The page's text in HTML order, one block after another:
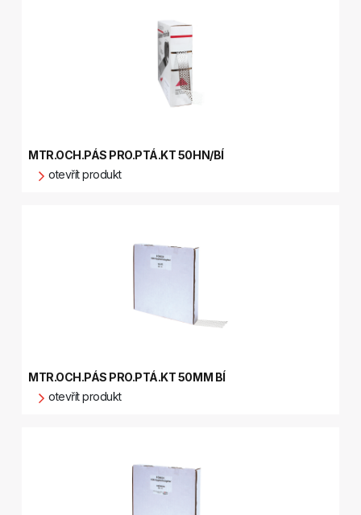
MTR.OCH.PÁS PRO.PTÁ.KT 50HN/BÍ
otevřít produkt
MTR.OCH.PÁS PRO.PTÁ.KT 50MM BÍ
otevřít produkt